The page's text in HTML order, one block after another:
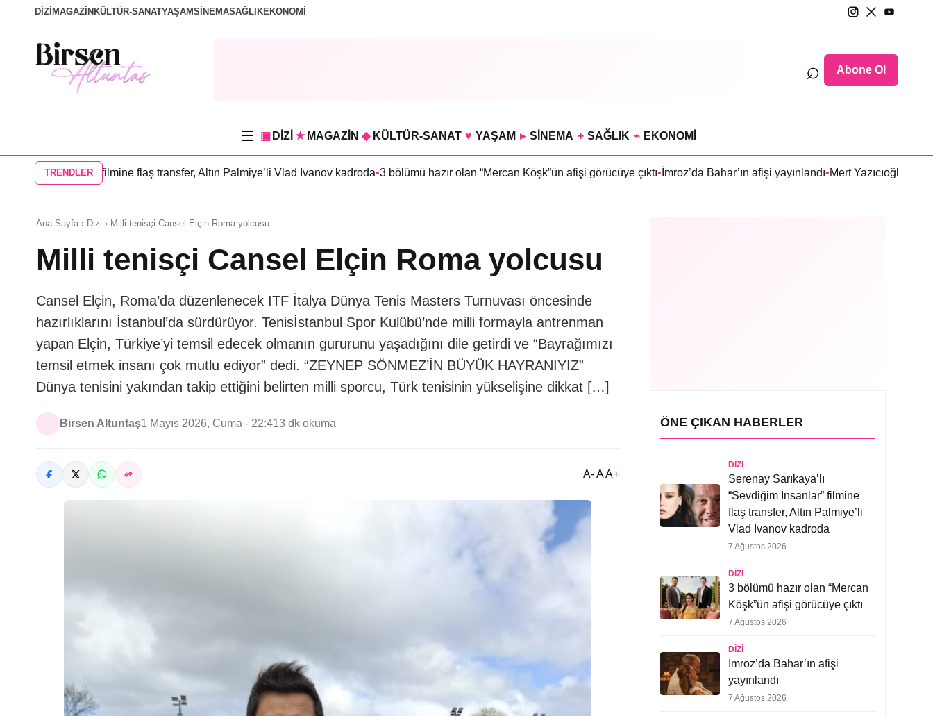
DİZİ MAGAZİN KÜLTÜR-SANATYAŞAMSİNEMASAĞLIKEKONOMİ
⌕ Abone Ol
☰ ▣ DİZİ ★ MAGAZİN ◆ KÜLTÜR-SANAT ♥ YAŞAM ▸ SİNEMA + SAĞLIK ⌁ EKONOMİ
TRENDLER
filmine flaş transfer, Altın Palmiye’li Vlad Ivanov kadroda•3 bölümü hazır olan “Mercan Köşk”ün afişi görücüye çıktı•İmroz’da Bahar’ın afişi yayınlandı•Mert Yazıcıoğlu’nun Aras dizisi
Ana Sayfa › Dizi › Milli tenisçi Cansel Elçin Roma yolcusu
Milli tenisçi Cansel Elçin Roma yolcusu
Cansel Elçin, Roma’da düzenlenecek ITF İtalya Dünya Tenis Masters Turnuvası öncesinde
hazırlıklarını İstanbul’da sürdürüyor. Tenisİstanbul Spor Kulübü’nde milli formayla antrenman
yapan Elçin, Türkiye’yi temsil edecek olmanın gururunu yaşadığını dile getirdi ve “Bayrağımızı
temsil etmek insanı çok mutlu ediyor” dedi. “ZEYNEP SÖNMEZ’İN BÜYÜK HAYRANIYIZ”
Dünya tenisini yakından takip ettiğini belirten milli sporcu, Türk tenisinin yükselişine dikkat […]
Birsen Altuntaş1 Mayıs 2026, Cuma - 22:413 dk okuma
A- A A+
ÖNE ÇIKAN HABERLER
DIZI
Serenay Sarıkaya’lı
“Sevdiğim İnsanlar” filmine
flaş transfer, Altın Palmiye’li
Vlad Ivanov kadroda
7 Ağustos 2026
DIZI
3 bölümü hazır olan “Mercan
Köşk”ün afişi görücüye çıktı
7 Ağustos 2026
DIZI
İmroz’da Bahar’ın afişi
yayınlandı
7 Ağustos 2026